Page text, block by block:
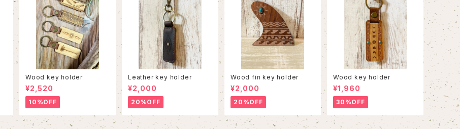
Wood key holder
¥2,520
10%OFF
Leather key holder
¥2,000
20%OFF
Wood fin key holder
¥2,000
20%OFF
Wood key holder
¥1,960
30%OFF